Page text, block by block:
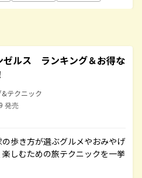
ゼルス ランキング＆お得な
&テクニック
発売
歩き方が選ぶグルメやおみやげ
しむための旅テクニックを一挙